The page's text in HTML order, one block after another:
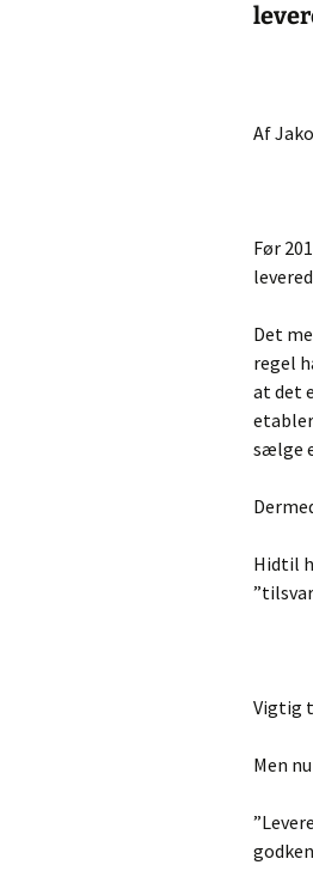
Af
Før
Det
regel
at det
sælge
Hidtil
Vigtig
Men